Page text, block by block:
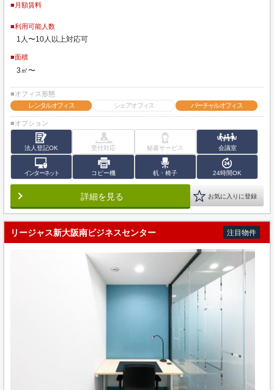
■月額賃料
■利用可能人数
1人〜10人以上対応可
■面積
3㎡〜
■オフィス形態
レンタルオフィス
シェアオフィス バーチャルオフィス
■オプション
法人登記OK 受付対応 秘書サービス 会議室
インターネット コピー機 机・椅子 24時間OK
詳細を見る お気に入りに登録
リージャス新大阪南ビジネスセンター 注目物件